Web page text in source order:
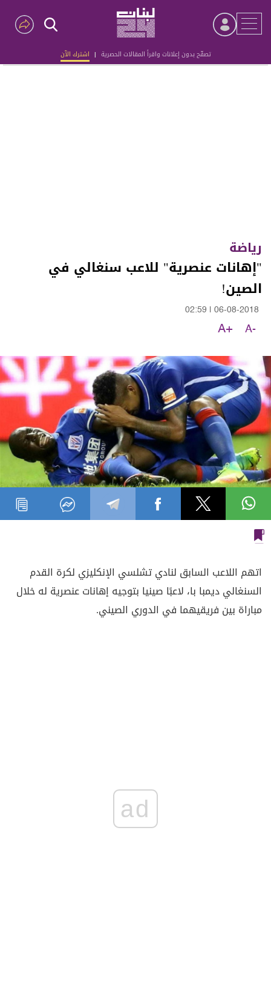
تصفّح بدون إعلانات واقرأ المقالات الحصرية | اشترك الآن
Advertisement
رياضة
"إهانات عنصرية" للاعب سنغالي في
الصين!
06-08-2018
02:59
A-
A+
اتهم اللاعب السابق لنادي تشلسي الإنكليزي لكرة القدم
السنغالي ديمبا با، لاعبًا صينيا بتوجيه إهانات عنصرية له خلال
مباراة بين فريقيهما في الدوري الصيني.
ad